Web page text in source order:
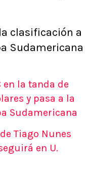
clasificación a
Sudamericana
en la tanda de
y pasa a la
Sudamericana
Tiago Nunes
en U.